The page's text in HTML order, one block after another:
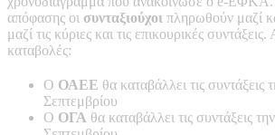
απόφασης οι συνταξιούχοι πληρωθούν μαζί
μαζί τις κύριες και τις επικουρικές συντάξεις.
καταβολές:
Ο ΟΑΕΕ θα καταβάλλει τις συντάξεις
Σεπτεμβρίου
Ο ΟΓΑ θα καταβάλλει τις συντάξεις